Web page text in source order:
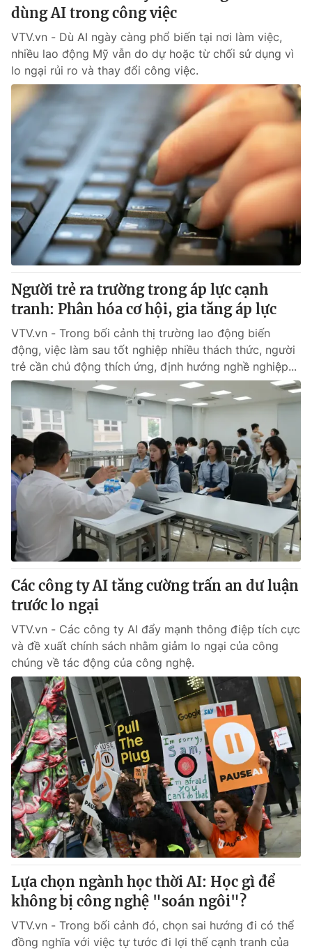
dùng AI trong công việc
VTV.vn - Dù AI ngày càng phổ biến tại nơi làm việc,
nhiều lao động Mỹ vẫn do dự hoặc từ chối sử dụng vì
lo ngại rủi ro và thay đổi công việc.
Người trẻ ra trường trong áp lực cạnh
tranh: Phân hóa cơ hội, gia tăng áp lực
VTV.vn - Trong bối cảnh thị trường lao động biến
động, việc làm sau tốt nghiệp nhiều thách thức, người
trẻ cần chủ động thích ứng, định hướng nghề nghiệp...
Các công ty AI tăng cường trấn an dư luận
trước lo ngại
VTV.vn - Các công ty AI đẩy mạnh thông điệp tích cực
và đề xuất chính sách nhằm giảm lo ngại của công
chúng về tác động của công nghệ.
Lựa chọn ngành học thời AI: Học gì để
không bị công nghệ "soán ngôi"?
VTV.vn - Trong bối cảnh đó, chọn sai hướng đi có thể
đồng nghĩa với việc tự tước đi lợi thế cạnh tranh của